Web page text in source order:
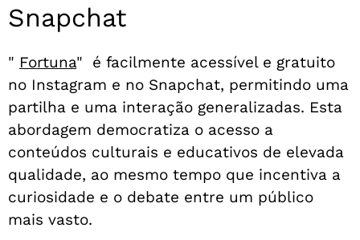
Snapchat
" Fortuna"
é facilmente acessível e gratuito
no Instagram e no Snapchat, permitindo uma
partilha e uma interação generalizadas. Esta
abordagem democratiza o acesso a
conteúdos culturais e educativos de elevada
qualidade, ao mesmo tempo que incentiva a
curiosidade e o debate entre um público
mais vasto.